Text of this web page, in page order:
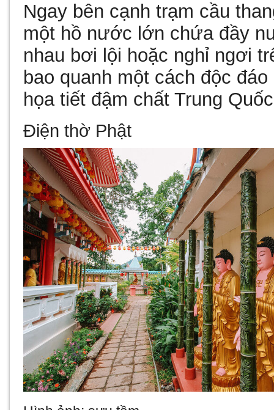
Ngay bên cạnh trạm cầu
một hồ nước lớn chứa đầy
nhau bơi lội hoặc nghỉ ngơi
bao quanh một cách độc
họa tiết đậm chất Trung
Điện thờ Phật